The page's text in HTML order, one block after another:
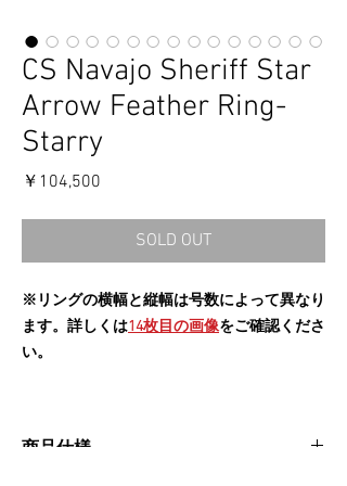
CS Navajo Sheriff Star
Arrow Feather Ring-
Starry
￥104,500
SOLD OUT
※リングの横幅と縦幅は号数によって異なり
ます。詳しくは14枚目の画像をご確認くださ
い。
商品仕様